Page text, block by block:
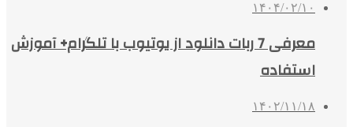
۱۴۰۴/۰۲/۱۰
معرفی 7 ربات دانلود از یوتیوب با تلگرام+ آموزش
استفاده
۱۴۰۲/۱۱/۱۸